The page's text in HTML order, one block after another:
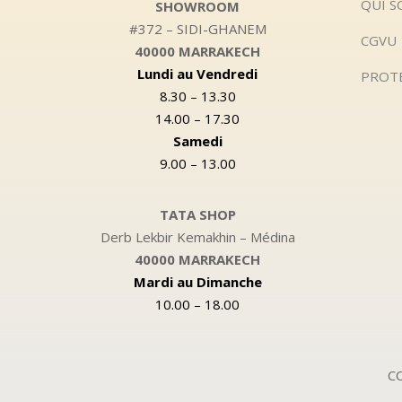
SHOWROOM
#372 – SIDI-GHANEM
40000 MARRAKECH
Lundi au Vendredi
8.30 – 13.30
14.00 – 17.30
Samedi
9.00 – 13.00
TATA SHOP
Derb Lekbir Kemakhin – Médina
40000 MARRAKECH
Mardi au Dimanche
10.00 – 18.00
QUI
CGVU